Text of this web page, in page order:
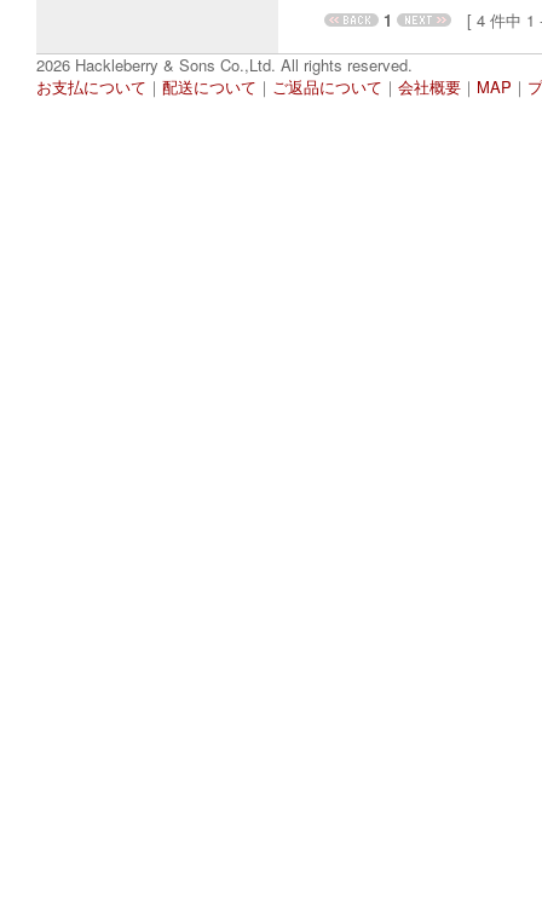
1
[ 4 件中 1
2026 Hackleberry & Sons Co.,Ltd. All rights reserved.
お支払について ｜ 配送について ｜ ご返品について ｜ 会社概要 ｜ MAP ｜